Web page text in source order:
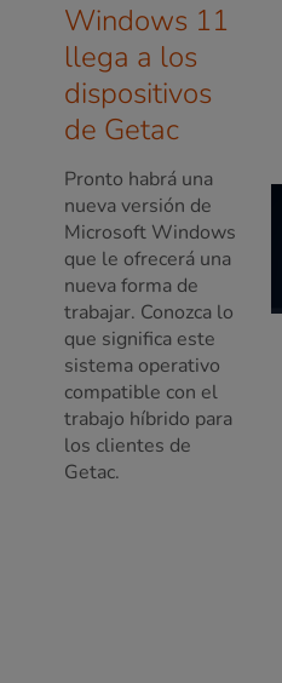
Windows 11
llega a los
dispositivos
de Getac
Pronto habrá una
nueva versión de
Microsoft Windows
que le ofrecerá una
nueva forma de
trabajar. Conozca lo
que significa este
sistema operativo
compatible con el
trabajo híbrido para
los clientes de
Getac.